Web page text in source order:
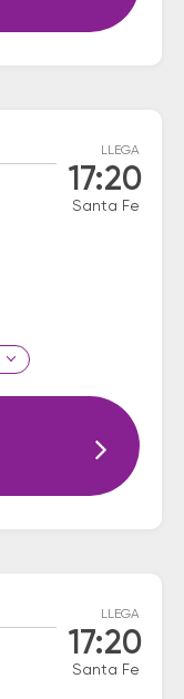
LLEGA
17:20
Santa Fe
LLEGA
17:20
Santa Fe